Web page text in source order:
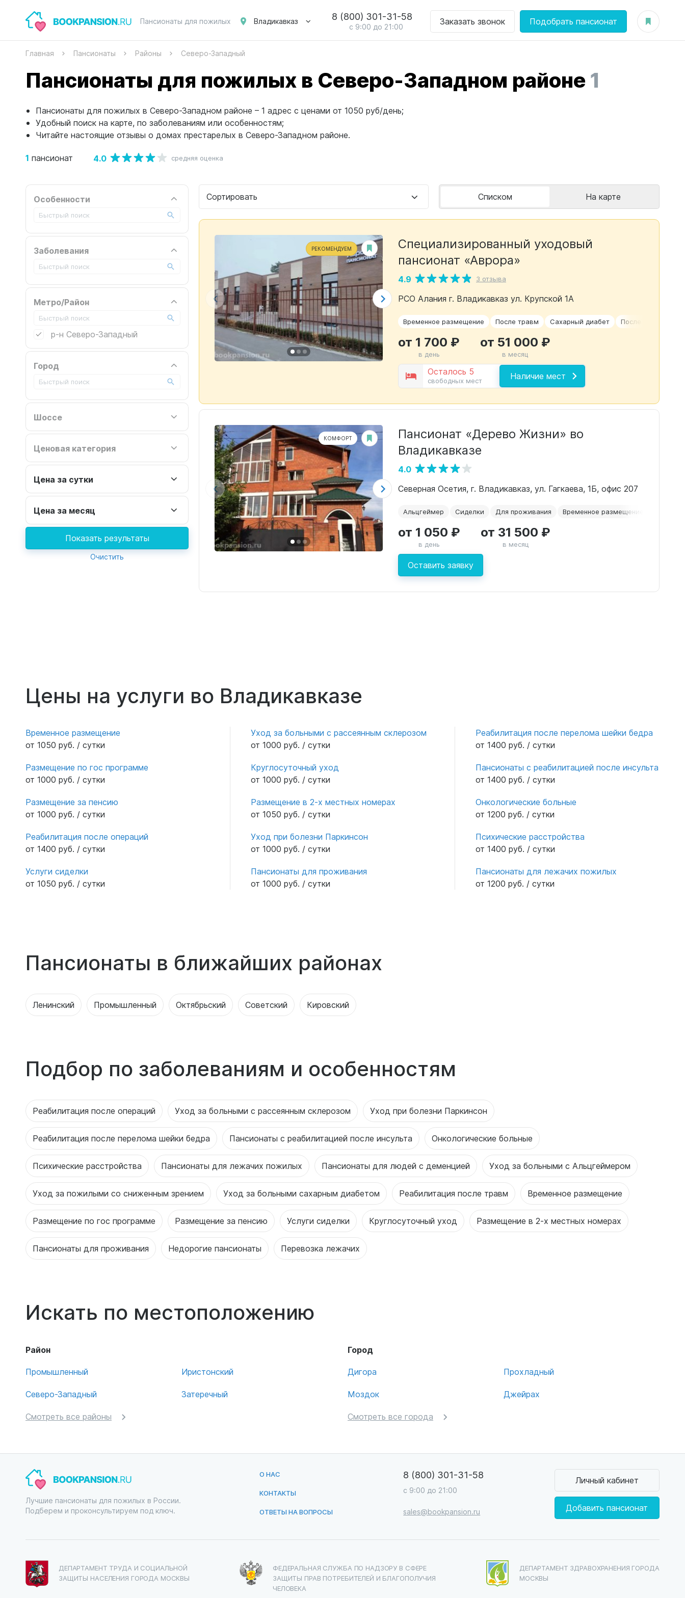
Пансионаты для пожилых Владикавказ 8 (800) 301-31-58
с 9:00 до 21:00
Заказать звонок Подобрать пансионат
Главная Пансионаты Районы Северо-Западный
Пансионаты для пожилых в Северо-Западном районе1
Пансионаты для пожилых в Северо-Западном районе – 1 адрес с ценами от 1050 руб/день;
Удобный поиск на карте, по заболеваниям или особенностям;
Читайте настоящие отзывы о домах престарелых в Северо-Западном районе.
1 пансионат 4.0 средняя оценка
Особенности
Заболевания
Метро/Район
р-н Северо-Западный
Город
Шоссе
Ценовая категория
Цена за сутки
Цена за месяц
Показать результаты
Очистить
Сортировать Списком На карте
РЕКОМЕНДУЕМ
Специализированный уходовый
пансионат «Аврора»
4.9 3 отзыва
РСО Алания г. Владикавказ ул. Крупской 1А
Временное размещение После травм Сахарный диабет После инсульта
Осталось 5
свободных мест Наличие мест
от 1 700 ₽
в день
от 51 000 ₽
в месяц
КОМФОРТ
Пансионат «Дерево Жизни» во
Владикавказе
4.0
Северная Осетия, г. Владикавказ, ул. Гагкаева, 1Б, офис 207
Альцгеймер Сиделки Для проживания Временное размещение
Оставить заявку
от 1 050 ₽
в день
от 31 500 ₽
в месяц
Цены на услуги во Владикавказе
Временное размещение
от 1050 руб. / сутки
Размещение по гос программе
от 1000 руб. / сутки
Размещение за пенсию
от 1000 руб. / сутки
Реабилитация после операций
от 1400 руб. / сутки
Услуги сиделки
от 1050 руб. / сутки
Уход за больными с рассеянным склерозом
от 1000 руб. / сутки
Круглосуточный уход
от 1000 руб. / сутки
Размещение в 2-х местных номерах
от 1050 руб. / сутки
Уход при болезни Паркинсон
от 1000 руб. / сутки
Пансионаты для проживания
от 1000 руб. / сутки
Реабилитация после перелома шейки бедра
от 1400 руб. / сутки
Пансионаты с реабилитацией после инсульта
от 1400 руб. / сутки
Онкологические больные
от 1200 руб. / сутки
Психические расстройства
от 1400 руб. / сутки
Пансионаты для лежачих пожилых
от 1200 руб. / сутки
Пансионаты в ближайших районах
Ленинский Промышленный Октябрьский Советский Кировский
Подбор по заболеваниям и особенностям
Реабилитация после операций Уход за больными с рассеянным склерозом Уход при болезни Паркинсон
Реабилитация после перелома шейки бедра Пансионаты с реабилитацией после инсульта Онкологические больные
Психические расстройства Пансионаты для лежачих пожилых Пансионаты для людей с деменцией Уход за больными с Альцгеймером
Уход за пожилыми со сниженным зрением Уход за больными сахарным диабетом Реабилитация после травм Временное размещение
Размещение по гос программе Размещение за пенсию Услуги сиделки Круглосуточный уход Размещение в 2-х местных номерах
Пансионаты для проживания Недорогие пансионаты Перевозка лежачих
Искать по местоположению
Район
Промышленный
Северо-Западный
Иристонский
Затеречный
Смотреть все районы
Город
Дигора
Моздок
Прохладный
Джейрах
Смотреть все города
Лучшие пансионаты для пожилых в России.
Подберем и проконсультируем под ключ.
О НАС
КОНТАКТЫ
ОТВЕТЫ НА ВОПРОСЫ
8 (800) 301-31-58
с 9:00 до 21:00
sales@bookpansion.ru
Личный кабинет
Добавить пансионат
ДЕПАРТАМЕНТ ТРУДА И СОЦИАЛЬНОЙ
ЗАЩИТЫ НАСЕЛЕНИЯ ГОРОДА МОСКВЫ
ФЕДЕРАЛЬНАЯ СЛУЖБА ПО НАДЗОРУ В СФЕРЕ
ЗАЩИТЫ ПРАВ ПОТРЕБИТЕЛЕЙ И БЛАГОПОЛУЧИЯ
ЧЕЛОВЕКА
ДЕПАРТАМЕНТ ЗДРАВОХРАНЕНИЯ ГОРОДА
МОСКВЫ